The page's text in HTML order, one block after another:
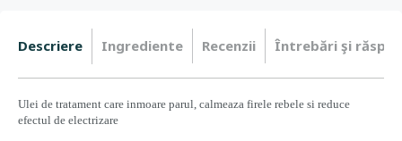
Descriere Ingrediente Recenzii Întrebări şi
Ulei de tratament care inmoare parul, calmeaza firele rebele si reduce
efectul de electrizare